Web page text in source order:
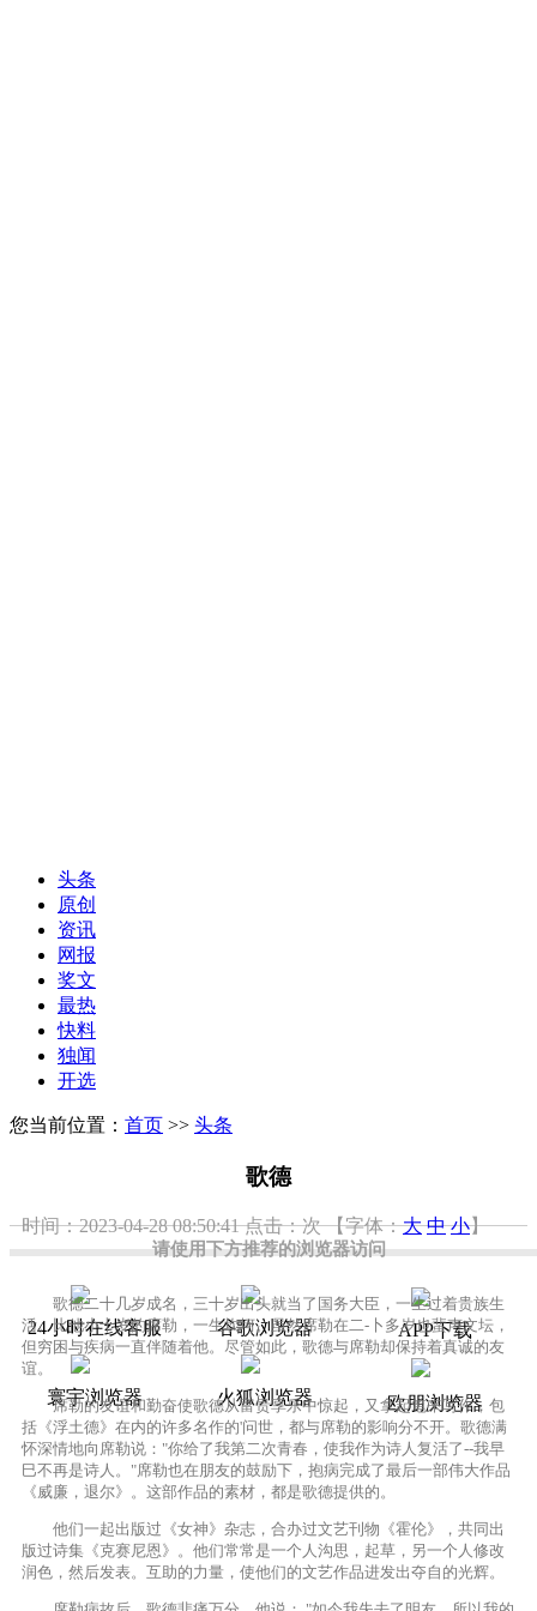
请使用下方推荐的浏览器访问
24小时在线客服 谷歌浏览器 APP下载
寰宇浏览器 火狐浏览器 欧朋浏览器
头条
原创
资讯
网报
奖文
最热
快料
独闻
开选
您当前位置： 首页 >> 头条
歌德
时间：2023-04-28 08:50:41点击：次 【字体：大 中 小】
歌德二十几岁成名，三十岁出头就当了国务大臣，一生过着贵族生
活。比他小十岁的席勒，一生坎坷。虽然席勒在二-卜多岁也蜚声文坛，
但穷困与疾病一直伴随着他。尽管如此，歌德与席勒却保持着真诚的友
谊。
席勒的友谊和勤奋使歌德从富贵享乐中惊起，又拿起笔来写作，包
括《浮土德》在内的许多名作的'问世，都与席勒的影响分不开。歌德满
怀深情地向席勒说："你给了我第二次青春，使我作为诗人复活了--我早
巳不再是诗人。"席勒也在朋友的鼓励下，抱病完成了最后一部伟大作品
《威廉，退尔》。这部作品的素材，都是歌德提供的。
他们一起出版过《女神》杂志，合办过文艺刊物《霍伦》，共同出
版过诗集《克赛尼恩》。他们常常是一个人沟思，起草，另一个人修改
润色，然后发表。互助的力量，使他们的文艺作品进发出夺自的光辉。